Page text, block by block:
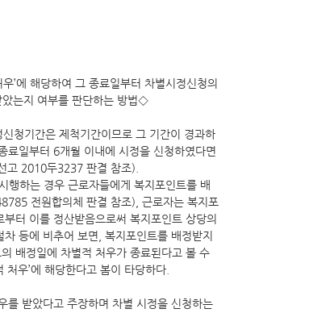
’에 해당하여 그 종료일부터 차별시정신청의
는지 여부를 판단하는 방법◇
청기간은 제척기간이므로 그 기간이 경과하
료일부터 6개월 이내에 시정을 신청하였다면
고 2010두3237 판결 참조).
행하는 경우 근로자들에게 복지포인트를 배
전원합의체 판결 참조), 근로자는 복지포
터 이를 정산받음으로써 복지포인트 상당의
등에 비추어 보면, 복지포인트를 배정받지
배정일에 차별적 처우가 종료된다고 볼 수
우’에 해당한다고 봄이 타당하다.
를 받았다고 주장하며 차별 시정을 신청하는